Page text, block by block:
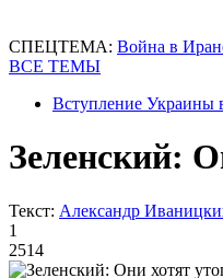
СПЕЦТЕМА: Война в
ВСЕ ТЕМЫ
Вступление Украины
Зеленский:
Текст: Александр
1
2514